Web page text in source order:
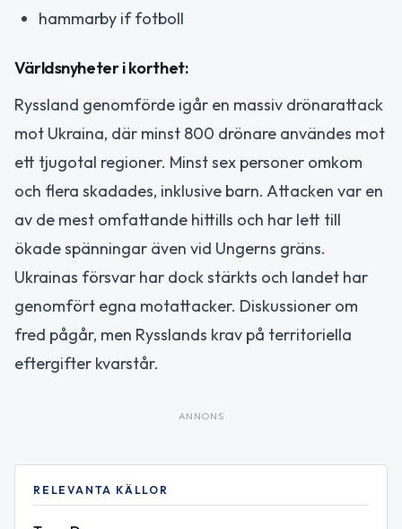
hammarby if fotboll
Världsnyheter i korthet:
Ryssland genomförde igår en massiv drönarattack
mot Ukraina, där minst 800 drönare användes mot
ett tjugotal regioner. Minst sex personer omkom
och flera skadades, inklusive barn. Attacken var en
av de mest omfattande hittills och har lett till
ökade spänningar även vid Ungerns gräns.
Ukrainas försvar har dock stärkts och landet har
genomfört egna motattacker. Diskussioner om
fred pågår, men Rysslands krav på territoriella
eftergifter kvarstår.
ANNONS
RELEVANTA KÄLLOR